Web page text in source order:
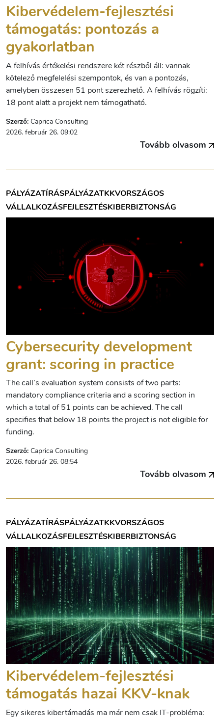
Kibervédelem-fejlesztési
támogatás: pontozás a
gyakorlatban
A felhívás értékelési rendszere két részből áll: vannak
kötelező megfelelési szempontok, és van a pontozás,
amelyben összesen 51 pont szerezhető. A felhívás rögzíti:
18 pont alatt a projekt nem támogatható.
Szerző: Caprica Consulting
2026. február 26. 09:02
Tovább olvasom
PÁLYÁZATÍRÁSPÁLYÁZATKKVORSZÁGOS
VÁLLALKOZÁSFEJLESZTÉSKIBERBIZTONSÁG
Cybersecurity development
grant: scoring in practice
The call’s evaluation system consists of two parts:
mandatory compliance criteria and a scoring section in
which a total of 51 points can be achieved. The call
specifies that below 18 points the project is not eligible for
funding.
Szerző: Caprica Consulting
2026. február 26. 08:54
Tovább olvasom
PÁLYÁZATÍRÁSPÁLYÁZATKKVORSZÁGOS
VÁLLALKOZÁSFEJLESZTÉSKIBERBIZTONSÁG
Kibervédelem-fejlesztési
támogatás hazai KKV-knak
Egy sikeres kibertámadás ma már nem csak IT-probléma: